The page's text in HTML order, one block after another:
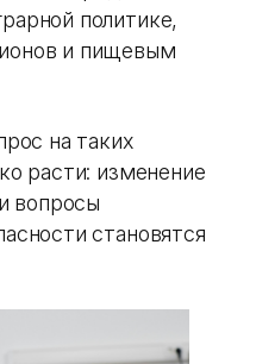
политике,
и пищевым
на таких
расти: изменение
вопросы
становятся